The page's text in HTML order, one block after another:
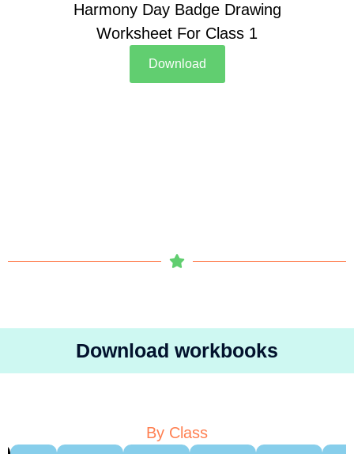
Harmony Day Badge Drawing
Worksheet For Class 1
Download
Download workbooks
By Class